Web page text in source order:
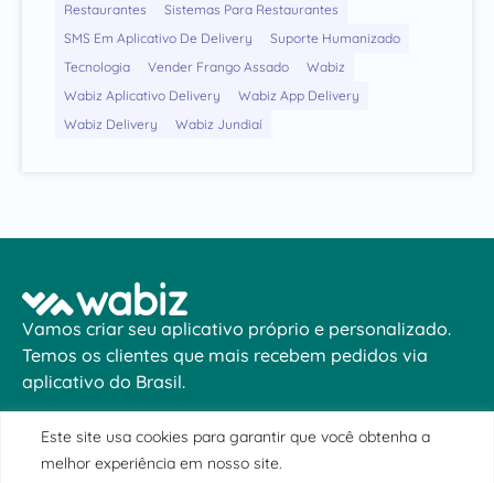
Este site usa cookies para garantir que você obtenha a
melhor experiência em nosso site.
Restaurantes
Sistemas Para Restaurantes
SMS Em Aplicativo De Delivery
Suporte Humanizado
Tecnologia
Vender Frango Assado
Wabiz
Wabiz Aplicativo Delivery
Wabiz App Delivery
Wabiz Delivery
Wabiz Jundiaí
Vamos criar seu aplicativo próprio e personalizado.
Temos os clientes que mais recebem pedidos via
aplicativo do Brasil.
reservados.
LOCALIZAÇÃO